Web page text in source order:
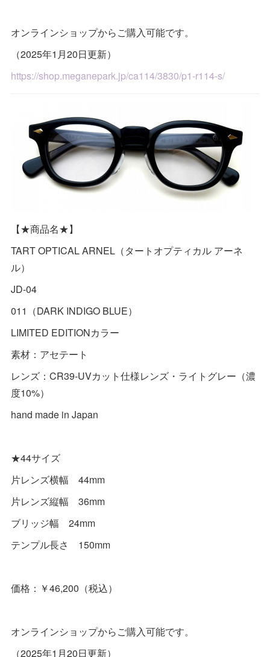
オンラインショップからご購入可能です。
（2025年1月20日更新）
https://shop.meganepark.jp/ca114/3830/p1-r114-s/
【★商品名★】
TART OPTICAL ARNEL（タートオプティカル アーネ
ル）
JD-04
011（DARK INDIGO BLUE）
LIMITED EDITIONカラー
素材：アセテート
レンズ：CR39-UVカット仕様レンズ・ライトグレー（濃
度10%）
hand made in Japan
★44サイズ
片レンズ横幅 44mm
片レンズ縦幅 36mm
ブリッジ幅 24mm
テンプル長さ 150mm
価格：￥46,200（税込）
オンラインショップからご購入可能です。
（2025年1月20日更新）